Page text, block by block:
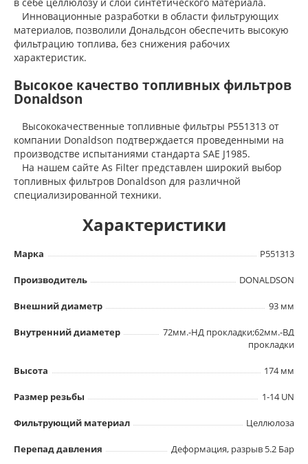
Инновационные разработки в области фильтрующих
материалов, позволили Дональдсон обеспечить высокую
фильтрацию топлива, без снижения рабочих
характеристик.
Высокое качество топливных фильтров
Donaldson
Высококачественные топливные фильтры P551313 от
компании Donaldson подтверждается проведенными на
производстве испытаниями стандарта SAE J1985.
На нашем сайте As Filter представлен широкий выбор
топливных фильтров Donaldson для различной
специализированной техники.
Характеристики
Марка P551313
Производитель DONALDSON
Внешний диаметр 93 мм
Внутренний диаметер
72мм.-НД прокладки;62мм.-ВД
прокладки
Высота 174 мм
Размер резьбы 1-14 UN
Фильтрующий материал Целлюлоза
Перепад давления Деформация, разрыв 5.2 Бар